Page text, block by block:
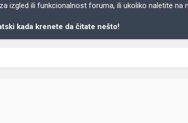
izgled ili funkcionalnost foruma, ili ukoliko naletite na
kada krenete da čitate nešto!